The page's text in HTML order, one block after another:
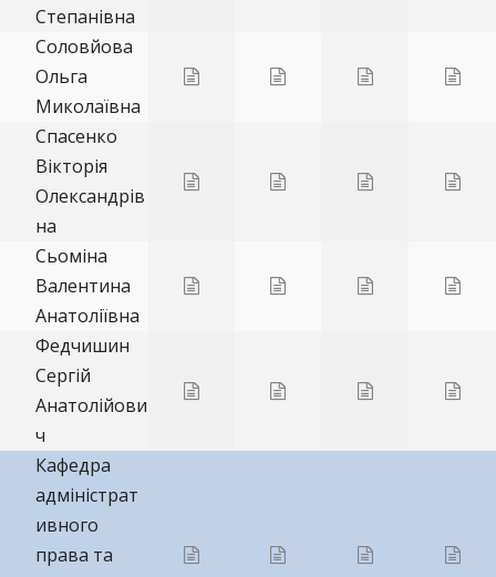
Степанівна
Соловйова
Ольга
Миколаївна
Спасенко
Вікторія
Олександрів
на
Сьоміна
Валентина
Анатоліївна
Федчишин
Сергій
Анатолійови
ч
Кафедра
адміністрат
ивного
права та